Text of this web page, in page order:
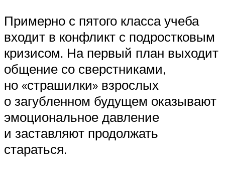
Примерно с пятого класса учеба
входит в конфликт с подростковым
кризисом. На первый план выходит
общение со сверстниками,
но «страшилки» взрослых
о загубленном будущем оказывают
эмоциональное давление
и заставляют продолжать
стараться.